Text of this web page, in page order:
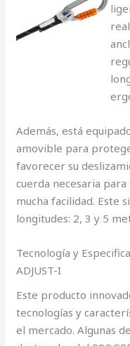
Además, está
amovible para
favorecer su
cuerda necesaria
mucha facilidad. Este
longitudes: 2, 3 y 5
Tecnología y
ADJUST-I
Este producto
tecnologías y
el mercado. Algunas